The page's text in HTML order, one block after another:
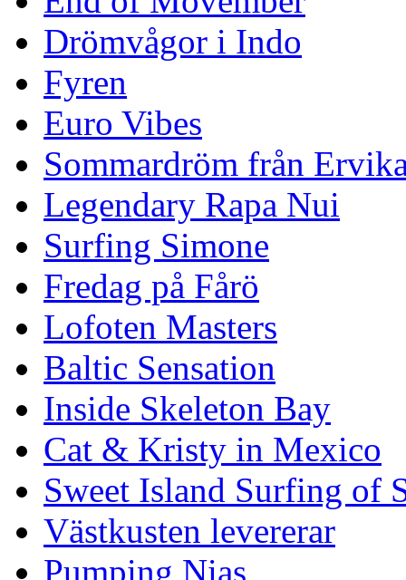
Drömvågor i Indo
Fyren
Euro Vibes
Sommardröm från
Legendary Rapa Nui
Surfing Simone
Fredag på Fårö
Lofoten Masters
Baltic Sensation
Inside Skeleton Bay
Cat & Kristy in Mexico
Sweet Island Surfing of
Västkusten levererar
Pumping Nias